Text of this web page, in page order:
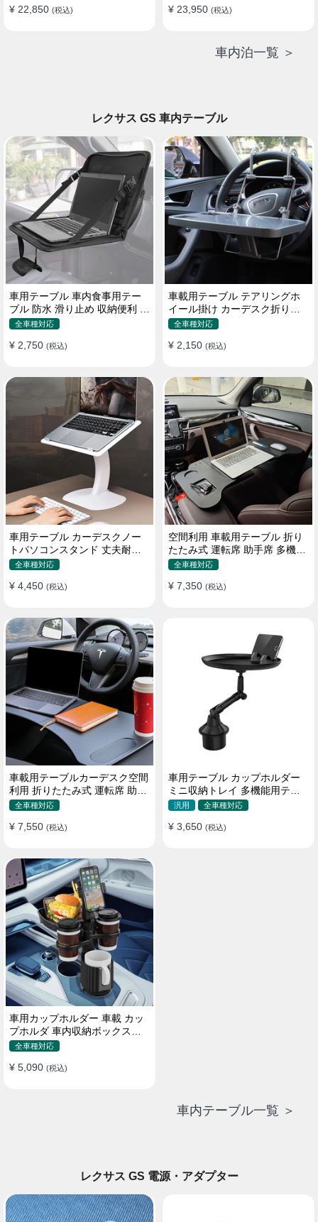
¥ 22,850 (税込)
¥ 23,950 (税込)
車内泊一覧 ＞
レクサス GS 車内テーブル
車用テーブル 車内食事用テー
ブル 防水 滑り止め 収納便利 多
機能ラップトップバッグ
全車種対応
¥ 2,750 (税込)
車載用テーブル テアリングホ
イール掛け カーデスク折りた
たみ式 パソコン 食事 物置
全車種対応
¥ 2,150 (税込)
車用テーブル カーデスクノー
トパソコンスタンド 丈夫耐用
調整可能 車内車外 多機能用
全車種対応
¥ 4,450 (税込)
空間利用 車載用テーブル 折り
たたみ式 運転席 助手席 多機能
パソコン 食事 書き込み
全車種対応
¥ 7,350 (税込)
車載用テーブルカーデスク空間
利用 折りたたみ式 運転席 助手
席 多機能 滑り止め 安定
全車種対応
¥ 7,550 (税込)
車用テーブル カップホルダー
ミニ収納トレイ 多機能用テー
ブル 食事 物置き用 高品質
汎用 全車種対応
¥ 3,650 (税込)
車用カップホルダー 車載 カッ
プホルダ 車内収納ボックス車
載テーブル スマホ置き 調整可
止め 小物置き 多機能 使い勝手
全車種対応
¥ 5,090 (税込)
車内テーブル一覧 ＞
レクサス GS 電源・アダプター